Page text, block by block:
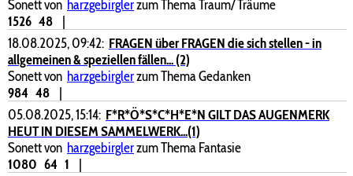
Sonett von harzgebirglerzum Thema Traum/ Träume
1526 48
|
18.08.2025, 09:42: FRAGEN über FRAGEN die sich stellen - in
allgemeinen & speziellen fällen... (2)
Sonett von harzgebirglerzum Thema Gedanken
984 48
|
05.08.2025, 15:14: F*R*Ö*S*C*H*E*N GILT DAS AUGENMERK
HEUT IN DIESEM SAMMELWERK...(1)
Sonett von harzgebirglerzum Thema Fantasie
1080 64 1
|